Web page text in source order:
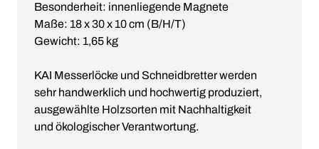
Besonderheit: innenliegende Magnete
Maße: 18 x 30 x 10 cm (B/H/T)
Gewicht: 1,65 kg
KAI Messerlöcke und Schneidbretter werden
sehr handwerklich und hochwertig produziert,
ausgewählte Holzsorten mit Nachhaltigkeit
und ökologischer Verantwortung.